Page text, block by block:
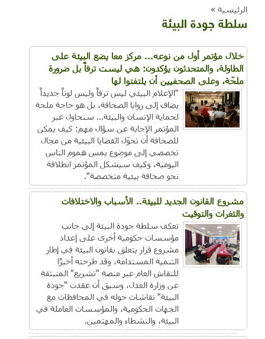
الرئيسية »
سلطة جودة البيئة
خلال مؤتمر أول من نوعه... مركز معا يضع البيئة على
الطاولة، والمتحدثون يؤكدون: هي ليست ترفاً بل ضرورة
ملحّة، وعلى الصحفيين أن يلتفتوا لها
"الإعلام البيئي ليس ترفاً وليس لوناً جديداً
يضاف إلى زوايا الصحافة، بل هو حاجة ملحة
لحماية الإنسان والبيئة... سنحاول عبر
المؤتمر الإجابة عن سؤال مهم: كيف يمكن
للصحافة أن تحوّل القضايا البيئية من مجال
تخصصي إلى موضوع يمس هموم الناس
اليومية، وكيف سيشكل المؤتمر انطلاقة
نحو صحافة بيئية متخصصة".
مشروع القانون الجديد للبيئة.. الأسباب والاختلافات
والثغرات والتوقيت
تعكف سلطة جودة البيئة إلى جانب
مؤسسات حكومية أخرى على إعداد
مشروع قرار يتعلق بقانون البيئة في إطار
التنمية المستدامة، وقد طرحته أخيرًا
للنقاش العام عبر منصة "تشريع" المنبثقة
عن وزارة العدل، وسبق أن عقدت "جودة
البيئة" نقاشات حوله في المحافظات مع
الجهات الحكومية، والمؤسسات العاملة في
البيئة، والنشطاء والمهتمين.